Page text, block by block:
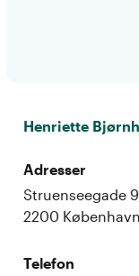
Henriette
Adresser
Struenseegade 9,
2200
Telefon